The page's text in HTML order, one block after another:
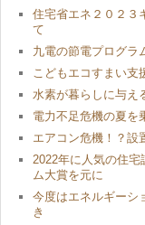
住宅省エネ２０２３
て
九電の節電プログラ
こどもエコすまい支
水素が暮らしに与え
電力不足危機の夏を
エアコン危機！？設
2022年に人気の住
ム大賞を元に
今度はエネルギーシ
き